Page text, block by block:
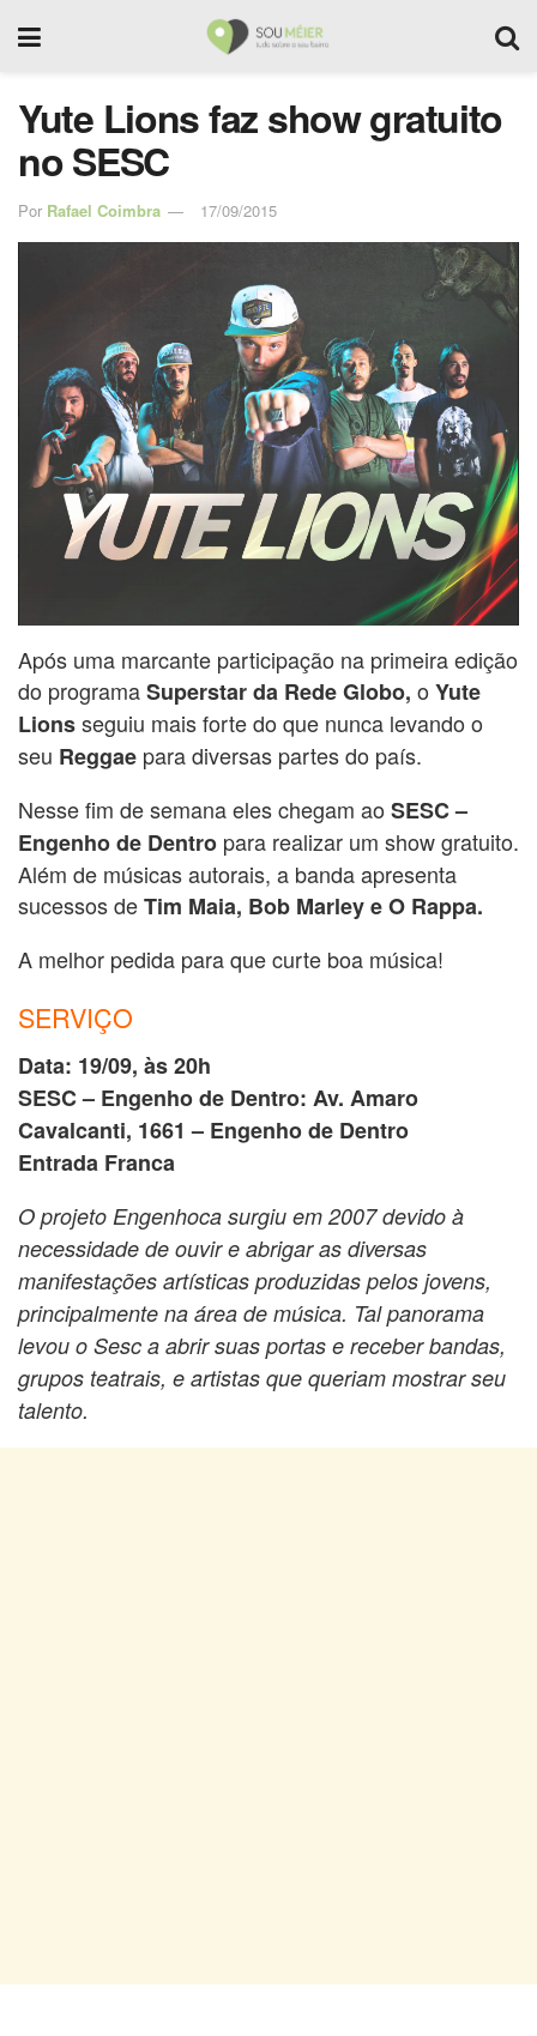
Yute Lions faz show gratuito
no SESC
Por Rafael Coimbra 17/09/2015
Após uma marcante participação na primeira edição
do programaSuperstar da Rede Globo, o Yute
Lionsseguiu mais forte do que nunca levando o
seu Reggae para diversas partes do país.
Nesse fim de semana eles chegam ao SESC –
Engenho de Dentro para realizar um show gratuito.
Além de músicas autorais, a banda apresenta
sucessos deTim Maia, Bob Marley e O Rappa.
A melhor pedida para que curte boa música!
SERVIÇO
Data: 19/09, às 20h
SESC – Engenho de Dentro: Av. Amaro
Cavalcanti, 1661 – Engenho de Dentro
Entrada Franca
O projeto Engenhoca surgiu em 2007 devido à
necessidade de ouvir e abrigar as diversas
manifestações artísticas produzidas pelos jovens,
principalmente na área de música. Tal panorama
levou o Sesc a abrir suas portas e receber bandas,
grupos teatrais, e artistas que queriam mostrar seu
talento.